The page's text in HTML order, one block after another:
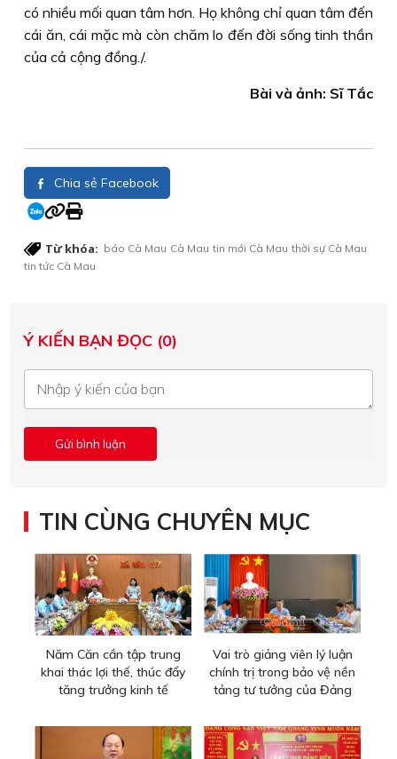
có nhiều mối quan tâm hơn. Họ không chỉ quan tâm đến
cái ăn, cái mặc mà còn chăm lo đến đời sống tinh thần
của cả cộng đồng./.
Bài và ảnh: Sĩ Tắc
Chia sẻ Facebook
Từ khóa: báo Cà Mau Cà Mau tin mới Cà Mau thời sự Cà Mau
tin tức Cà Mau
Ý KIẾN BẠN ĐỌC (0)
TIN CÙNG CHUYÊN MỤC
Năm Căn cần tập trung
khai thác lợi thế, thúc đẩy
tăng trưởng kinh tế
Vai trò giảng viên lý luận
chính trị trong bảo vệ nền
tảng tư tưởng của Đảng